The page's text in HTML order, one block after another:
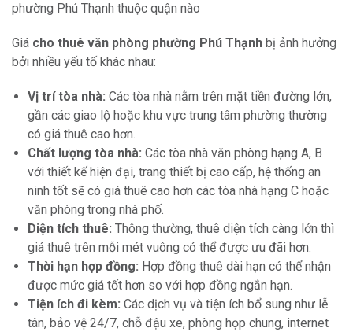
phường Phú Thạnh thuộc quận nào
Giá cho thuê văn phòng phường Phú Thạnh bị ảnh hưởng
bởi nhiều yếu tố khác nhau:
Vị trí tòa nhà: Các tòa nhà nằm trên mặt tiền đường lớn,
gần các giao lộ hoặc khu vực trung tâm phường thường
có giá thuê cao hơn.
Chất lượng tòa nhà: Các tòa nhà văn phòng hạng A, B
với thiết kế hiện đại, trang thiết bị cao cấp, hệ thống an
ninh tốt sẽ có giá thuê cao hơn các tòa nhà hạng C hoặc
văn phòng trong nhà phố.
Diện tích thuê: Thông thường, thuê diện tích càng lớn thì
giá thuê trên mỗi mét vuông có thể được ưu đãi hơn.
Thời hạn hợp đồng: Hợp đồng thuê dài hạn có thể nhận
được mức giá tốt hơn so với hợp đồng ngắn hạn.
Tiện ích đi kèm: Các dịch vụ và tiện ích bổ sung như lễ
tân, bảo vệ 24/7, chỗ đậu xe, phòng họp chung, internet